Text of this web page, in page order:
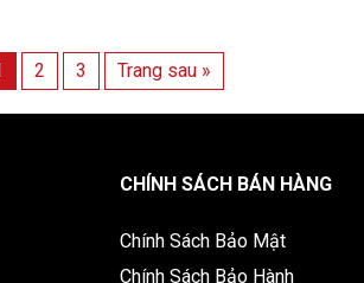
2 3 Trang sau »
CHÍNH SÁCH BÁN HÀNG
Chính Sách Bảo Mật
Chính Sách Bảo Hành